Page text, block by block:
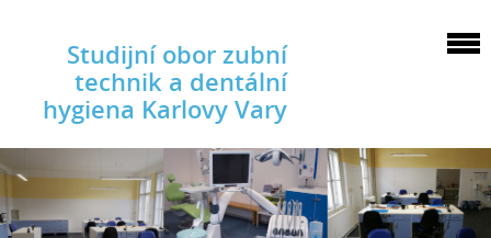
Studijní obor zubní
technik a dentální
hygiena Karlovy Vary